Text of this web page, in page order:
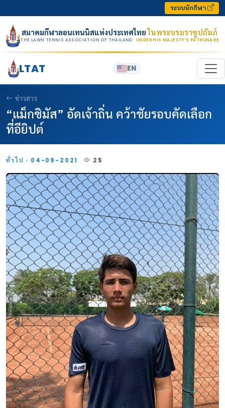
ระบบนักกีฬา
สมาคมกีฬาลอนเทนนิสแห่งประเทศไทยในพระบรมราชูปถัมภ์
THE LAWN TENNIS ASSOCIATION OF THAILAND · UNDER HIS MAJESTY’S PATRONAGE
LTAT EN
ข่าวสาร
“แม็กซิมัส” อัดเจ้าถิ่น คว้าชัยรอบคัดเลือก
ที่อียิปต์
ทั่วไป · 04-09-2021 25